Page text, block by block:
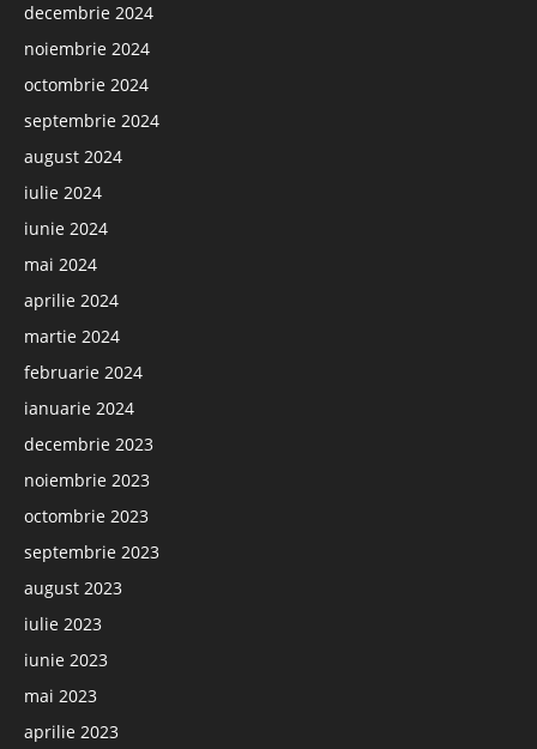
decembrie 2024
noiembrie 2024
octombrie 2024
septembrie 2024
august 2024
iulie 2024
iunie 2024
mai 2024
aprilie 2024
martie 2024
februarie 2024
ianuarie 2024
decembrie 2023
noiembrie 2023
octombrie 2023
septembrie 2023
august 2023
iulie 2023
iunie 2023
mai 2023
aprilie 2023